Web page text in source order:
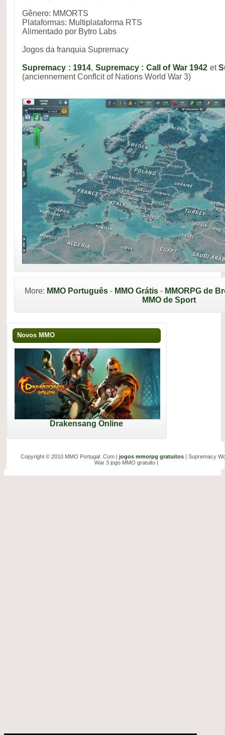
Gênero: MMORTS
Plataformas: Multiplataforma RTS
Alimentado por Bytro Labs
Jogos da franquia Supremacy
Supremacy : 1914, Supremacy : Call of War 1942 et
(anciennement Conflcit of Nations World War 3)
More: MMO Português- MMO Grátis- MMORPG de
MMO de Sport
Novos MMO
Drakensang Online
Copyright © 2010 MMO Portugal .Com | jogos mmorpg gratuitos| Supremacy
War 3 jogo MMO gratuito |